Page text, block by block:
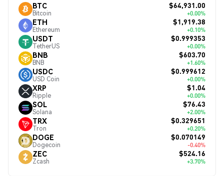
BTC
Bitcoin
$64,931.00
+0.00%
ETH
Ethereum
$1,919.38
+0.10%
USDT
TetherUS
$0.999353
+0.00%
BNB
BNB
$603.70
+1.60%
USDC
USD Coin
$0.999612
+0.00%
XRP
Ripple
$1.04
+0.00%
SOL
Solana
$76.43
+2.00%
TRX
Tron
$0.329651
+0.20%
DOGE
Dogecoin
$0.070149
-0.40%
ZEC
Zcash
$524.16
+3.70%